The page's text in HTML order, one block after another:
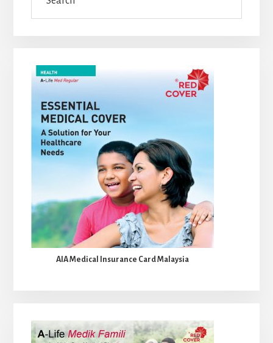
AIA Medical Insurance Card Malaysia